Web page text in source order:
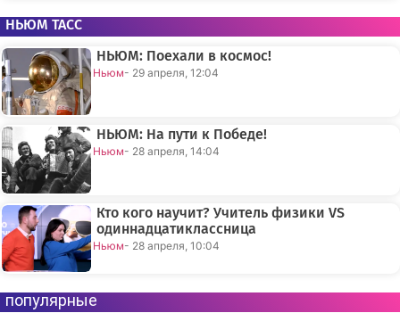
НЬЮМ ТАСС
НЬЮМ: Поехали в космос!
Ньюм- 29 апреля, 12:04
НЬЮМ: На пути к Победе!
Ньюм- 28 апреля, 14:04
Кто кого научит? Учитель физики VS
одиннадцатиклассница
Ньюм- 28 апреля, 10:04
популярные